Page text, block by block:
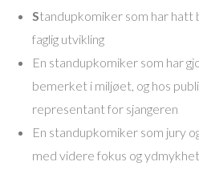
Standupkomiker som har hatt
faglig utvikling
En standupkomiker som har
bemerket i miljøet, og hos
representant for sjangeren
En standupkomiker som jury
med videre fokus og